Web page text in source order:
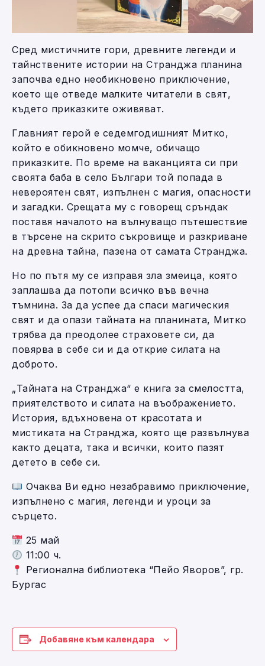
Сред мистичните гори, древните легенди и
тайнствените истории на Странджа планина
започва едно необикновено приключение,
което ще отведе малките читатели в свят,
където приказките оживяват.
Главният герой е седемгодишният Митко,
който е обикновено момче, обичащо
приказките. По време на ваканцията си при
своята баба в село Българи той попада в
невероятен свят, изпълнен с магия, опасности
и загадки. Срещата му с говорещ сръндак
поставя началото на вълнуващо пътешествие
в търсене на скрито съкровище и разкриване
на древна тайна, пазена от самата Странджа.
Но по пътя му се изправя зла змеица, която
заплашва да потопи всичко във вечна
тъмнина. За да успее да спаси магическия
свят и да опази тайната на планината, Митко
трябва да преодолее страховете си, да
повярва в себе си и да открие силата на
доброто.
„Тайната на Странджа“ е книга за смелостта,
приятелството и силата на въображението.
История, вдъхновена от красотата и
мистиката на Странджа, която ще развълнува
както децата, така и всички, които пазят
детето в себе си.
Очаква Ви едно незабравимо приключение,
изпълнено с магия, легенди и уроци за
сърцето.
25 май
11:00 ч.
Регионална библиотека “Пейо Яворов”, гр.
Бургас
Добавяне към календара